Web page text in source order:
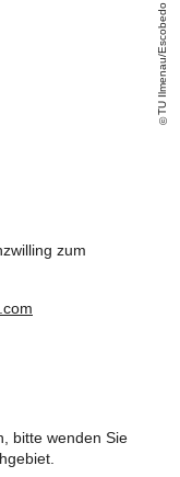
TU Ilmenau/Escobedo
zum
bitte wenden Sie